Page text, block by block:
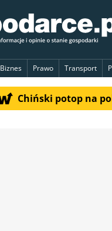
Biznes Prawo Transport
Chiński potop na